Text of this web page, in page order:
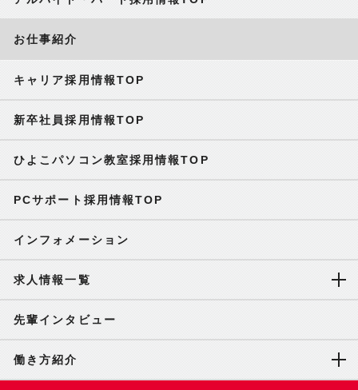
お仕事紹介
キャリア採用情報TOP
新卒社員採用情報TOP
ひよこパソコン教室採用情報TOP
PCサポート採用情報TOP
インフォメーション
求人情報一覧
先輩インタビュー
働き方紹介